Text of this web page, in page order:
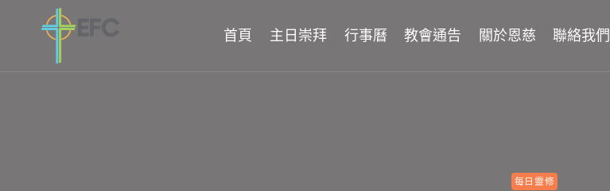
首頁 主日崇拜 行事曆 教會通告 關於恩慈 聯絡我們
每日靈修